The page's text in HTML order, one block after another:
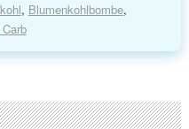
, Blumenkohlbombe,